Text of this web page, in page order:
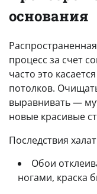
основания
процесс за счет
часто это
потолков.
выравнивать —
новые красивые
Последствия
Обои
ногами, краска